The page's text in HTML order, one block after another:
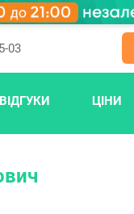
03
ВІДГУКИ ЦІНИ